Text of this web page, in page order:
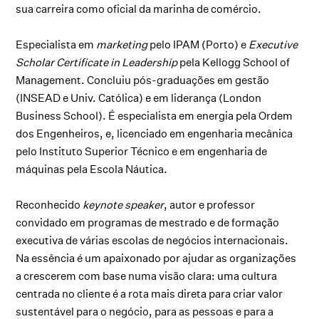
sua carreira como oficial da marinha de comércio.
Especialista em marketingpelo IPAM (Porto) e Executive
Scholar Certificate in Leadershippela Kellogg School of
Management. Concluiu pós-graduações em gestão
(INSEAD e Univ. Católica) e em liderança (London
Business School). É especialista em energia pela Ordem
dos Engenheiros, e, licenciado em engenharia mecânica
pelo Instituto Superior Técnico e em engenharia de
máquinas pela Escola Náutica.
Reconhecido keynote speaker, autor e professor
convidado em programas de mestrado e de formação
executiva de várias escolas de negócios internacionais.
Na essência é um apaixonado por ajudar as organizações
a crescerem com base numa visão clara: uma cultura
centrada no cliente é a rota mais direta para criar valor
sustentável para o negócio, para as pessoas e para a